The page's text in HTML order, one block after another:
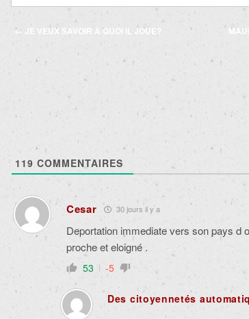
Navigation
articles
← JE VEUX SAVOIR À QUOI IL JOUE?
119 COMMENTAIRES
Cesar 30 jours il y a
Deportation immediate vers son pays d
proche et eloigné .
53 -5
Des citoyennetés